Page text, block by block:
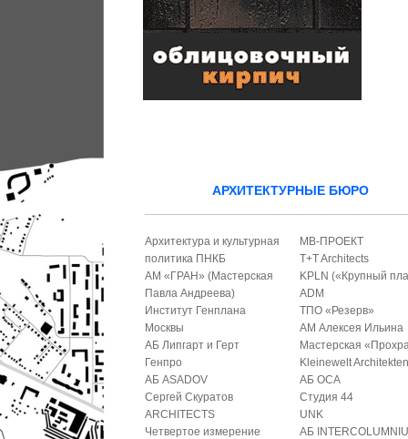
АРХИТЕКТУРНЫЕ БЮРО
Архитектура и культурная
политика ПНКБ
АМ «ГРАН» (Мастерская
Павла Андреева)
Институт Генплана
Москвы
АБ Липгарт и Герт
Генпро
АБ ASADOV
Сергей Скуратов
ARCHITECTS
Четвертое измерение
МВ-ПРОЕКТ
T+T Architects
KPLN («Крупный
ADM
ТПО «Резерв»
АМ Алексея Ильина
Мастерская
Kleinewelt
АБ ОСА
Студия 44
UNK
АБ